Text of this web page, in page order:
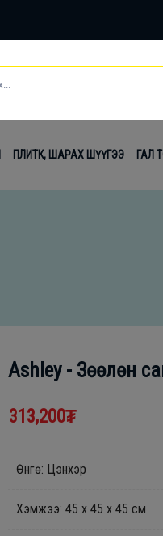
ПЛИТК, ШАРАХ ШҮҮГЭЭ ГАЛ
Ashley - Зөөлөн
313,200₮
Өнгө: Цэнхэр
Хэмжээ: 45 х 45 х 45 см